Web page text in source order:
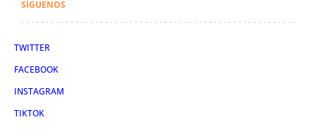
SÍGUENOS
TWITTER
FACEBOOK
INSTAGRAM
TIKTOK